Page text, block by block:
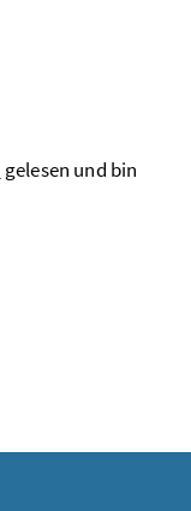
gelesen und bin